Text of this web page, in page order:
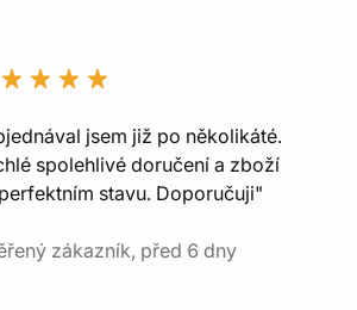
jsem již po několikáté.
spolehlivé doručení a zboží
stavu. Doporučuji"
zákazník, před 6 dny